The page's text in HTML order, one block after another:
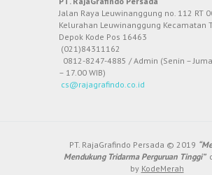
Jalan Raya Leuwinanggung no. 112 RT
Kelurahan Leuwinanggung Kecamatan
Depok Kode Pos 16463
(021)84311162
0812-8247-4885 / Admin (Senin –
– 17.00 WIB)
cs@rajagrafindo.co.id
PT. RajaGrafindo Persada © 2019
Mendukung Tridarma Perguruan Tinggi”
by KodeMerah